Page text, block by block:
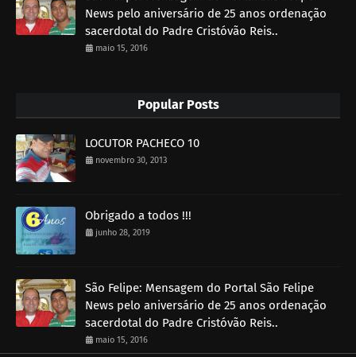
News pelo aniversário de 25 anos ordenação
sacerdotal do Padre Cristóvão Reis..
maio 15, 2016
Popular Posts
LOCUTOR PACHECO 10
novembro 30, 2013
Obrigado a todos !!!
junho 28, 2019
São Felipe: Mensagem do Portal São Felipe
News pelo aniversário de 25 anos ordenação
sacerdotal do Padre Cristóvão Reis..
maio 15, 2016